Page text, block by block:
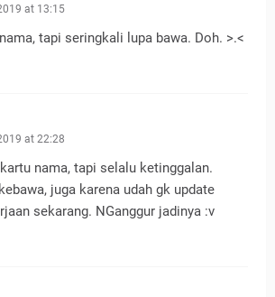
at 13:15
tapi seringkali lupa bawa. Doh. >.<
at 22:28
nama, tapi selalu ketinggalan.
juga karena udah gk update
sekarang. NGanggur jadinya :v